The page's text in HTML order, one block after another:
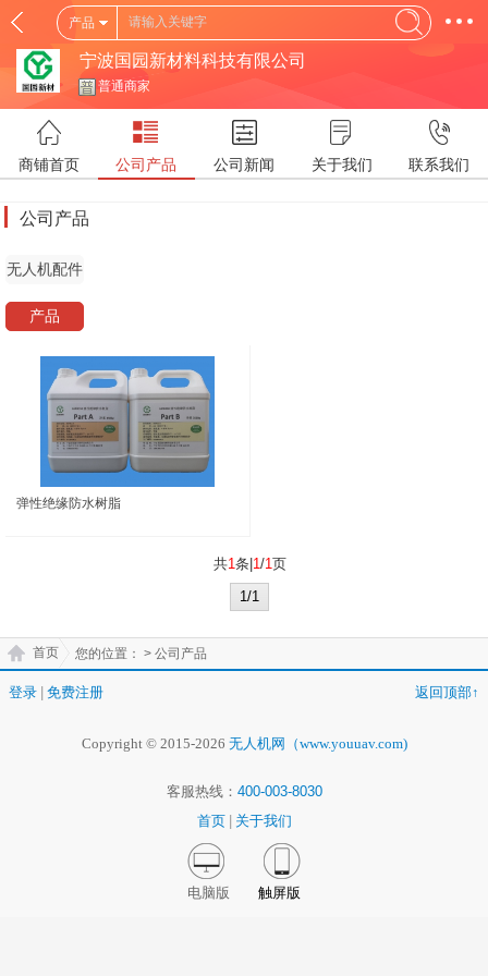
产品
宁波国园新材料科技有限公司
普通商家
商铺首页 公司产品 公司新闻 关于我们 联系我们
公司产品
无人机配件
产品
弹性绝缘防水树脂
共1条| 1/1页
1/1
您的位置：
首页 > 公司产品
登录 免费注册 返回顶部↑
Copyright © 2015-2026 无人机网（www.youuav.com)
客服热线： 400-003-8030
首页
关于我们
电脑版 触屏版